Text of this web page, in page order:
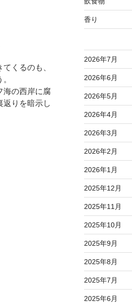
くるのも、
海の西岸に腐
返りを暗示し
香り
2026年7月
2026年6月
2026年5月
2026年4月
2026年3月
2026年2月
2026年1月
2025年12月
2025年11月
2025年10月
2025年9月
2025年8月
2025年7月
2025年6月